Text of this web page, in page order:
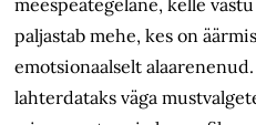
paljastab mehe, kes on
emotsionaalselt
lahterdataks väga